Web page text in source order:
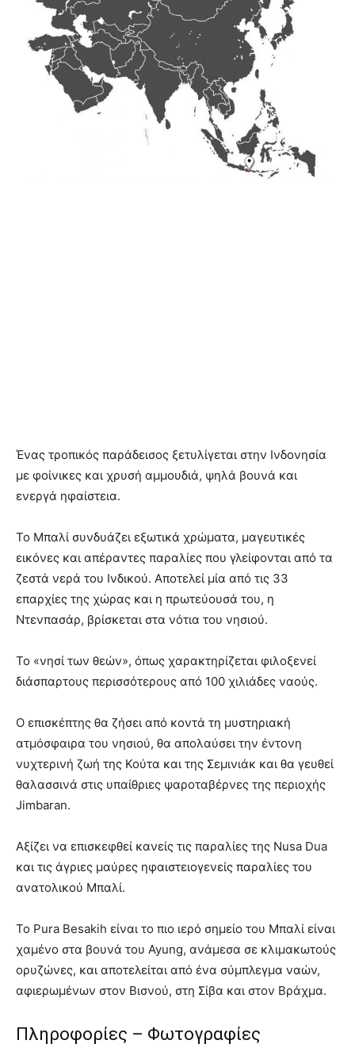
Ένας τροπικός παράδεισος ξετυλίγεται στην Ινδονησία
με φοίνικες και χρυσή αμμουδιά, ψηλά βουνά και
ενεργά ηφαίστεια.
Το Μπαλί συνδυάζει εξωτικά χρώματα, μαγευτικές
εικόνες και απέραντες παραλίες που γλείφονται από τα
ζεστά νερά του Iνδικού. Αποτελεί μία από τις 33
επαρχίες της χώρας και η πρωτεύουσά του, η
Ντενπασάρ, βρίσκεται στα νότια του νησιού.
Το «νησί των θεών», όπως χαρακτηρίζεται φιλοξενεί
διάσπαρτους περισσότερους από 100 χιλιάδες ναούς.
Ο επισκέπτης θα ζήσει από κοντά τη μυστηριακή
ατμόσφαιρα του νησιού, θα απολαύσει την έντονη
νυχτερινή ζωή της Κούτα και της Σεμινιάκ και θα γευθεί
θαλασσινά στις υπαίθριες ψαροταβέρνες της περιοχής
Jimbaran.
Αξίζει να επισκεφθεί κανείς τις παραλίες της Nusa Dua
και τις άγριες μαύρες ηφαιστειογενείς παραλίες του
ανατολικού Μπαλί.
Το Pura Besakih είναι το πιο ιερό σημείο του Μπαλί είναι
χαμένο στα βουνά του Ayung, ανάμεσα σε κλιμακωτούς
ορυζώνες, και αποτελείται από ένα σύμπλεγμα ναών,
αφιερωμένων στον Βισνού, στη Σίβα και στον Βράχμα.
Πληροφορίες – Φωτογραφίες